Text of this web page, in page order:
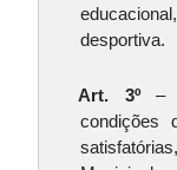
desportiva.
Art. 3º –
condições